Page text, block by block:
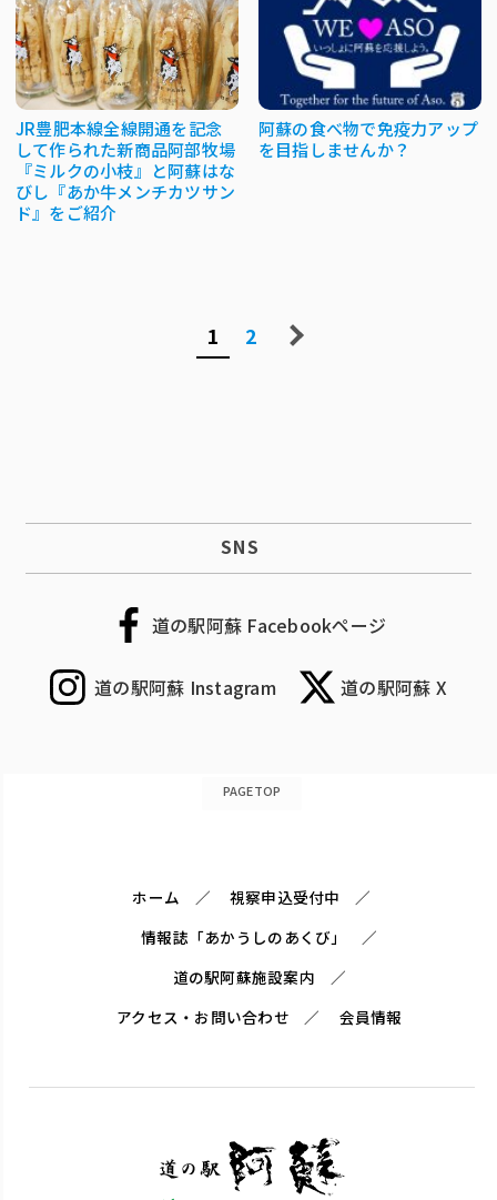
JR豊肥本線全線開通を記念
して作られた新商品阿部牧場
『ミルクの小枝』と阿蘇はな
びし『あか牛メンチカツサン
ド』をご紹介
阿蘇の食べ物で免疫力アップ
を目指しませんか？
1 2
SNS
道の駅阿蘇 Facebookページ
道の駅阿蘇 Instagram 道の駅阿蘇 X
PAGETOP
ホーム
視察申込受付中
情報誌「あかうしのあくび」
道の駅阿蘇施設案内
アクセス・お問い合わせ
会員情報